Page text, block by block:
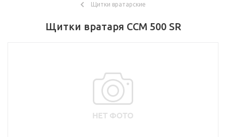
Щитки вратарские
Щитки вратаря CCM 500 SR